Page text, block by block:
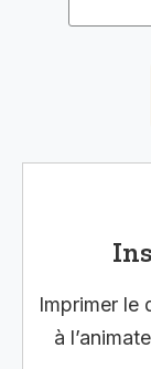
Imprimer le
à